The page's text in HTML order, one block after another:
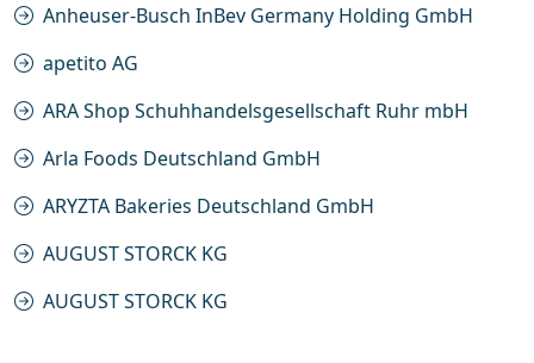
Anheuser-Busch InBev Germany Holding GmbH
apetito AG
ARA Shop Schuhhandelsgesellschaft Ruhr mbH
Arla Foods Deutschland GmbH
ARYZTA Bakeries Deutschland GmbH
AUGUST STORCK KG
AUGUST STORCK KG